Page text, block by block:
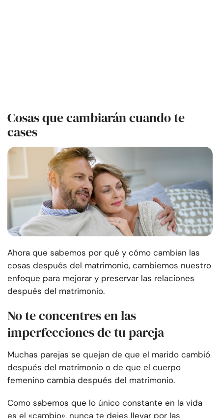
Cosas que cambiarán cuando te
cases
Ahora que sabemos por qué y cómo cambian las
cosas después del matrimonio, cambiemos nuestro
enfoque para mejorar y preservar las relaciones
después del matrimonio.
No te concentres en las
imperfecciones de tu pareja
Muchas parejas se quejan de que el marido cambió
después del matrimonio o de que el cuerpo
femenino cambia después del matrimonio.
Como sabemos que lo único constante en la vida
es el «cambio», nunca te dejes llevar por las